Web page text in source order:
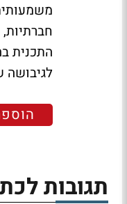
התכנית
לגיבושה
תגובות